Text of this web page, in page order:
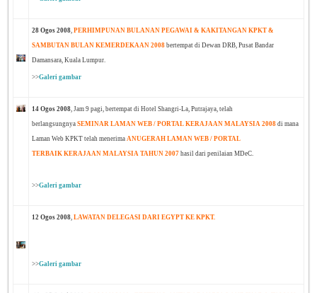
28 Ogos 2008,PERHIMPUNAN BULANAN PEGAWAI & KAKITANGAN KPKT &
SAMBUTAN BULAN KEMERDEKAAN 2008bertempat di Dewan DRB, Pusat Bandar
Damansara, Kuala Lumpur.
>>Galeri gambar
14 Ogos 2008, Jam 9 pagi, bertempat di Hotel Shangri-La, Putrajaya, telah
berlangsungnyaSEMINAR LAMAN WEB / PORTAL KERAJAAN MALAYSIA 2008di mana
Laman Web KPKT telah menerimaANUGERAH LAMAN WEB / PORTAL
TERBAIK KERAJAAN MALAYSIA TAHUN 2007hasil dari penilaian MDeC.
>>Galeri gambar
12 Ogos 2008,LAWATAN DELEGASI DARI EGYPT KE KPKT.
>>Galeri gambar